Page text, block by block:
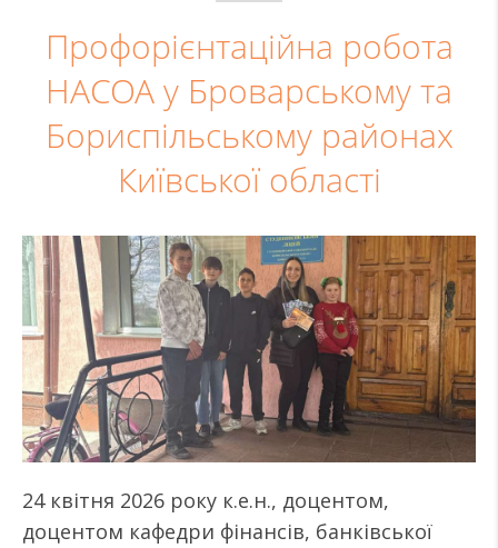
Профорієнтаційна робота
НАСОА у Броварському та
Бориспільському районах
Київської області
24 квітня 2026 року к.е.н., доцентом,
доцентом кафедри фінансів, банківської